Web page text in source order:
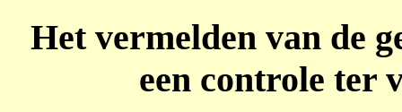
Het vermelden van de
een controle ter